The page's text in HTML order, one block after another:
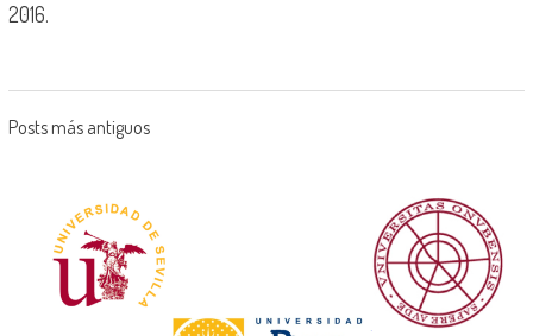
2016.
Posts más antiguos